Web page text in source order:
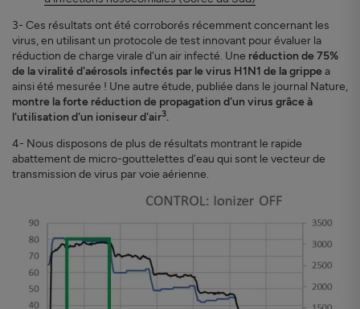
3- Ces résultats ont été corroborés récemment concernant les
virus, en utilisant un protocole de test innovant pour évaluer la
réduction de charge virale d'un air infecté. Une réduction de 75%
de la viralité d'aérosols infectés par le virus H1N1 de la grippea
ainsi été mesurée ! Une autre étude, publiée dans le journal Nature,
montre la forte réduction de propagation d'un virus grâce à
l'utilisation d'un ioniseur d'air3.
4- Nous disposons de plus de résultats montrant le rapide
abattement de micro-gouttelettes d'eau qui sont le vecteur de
transmission de virus par voie aérienne.